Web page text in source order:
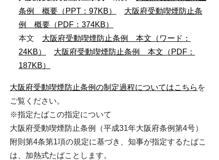
条例 概要（PPT：97KB）
大阪府受動喫煙防止条
例 概要（PDF：374KB）
本文 大阪府受動喫煙防止条例 本文（ワード：
24KB）
大阪府受動喫煙防止条例 本文（PDF：
187KB）
大阪府受動喫煙防止条例の制定過程についてはこちら を
ご覧ください。
※指定たばこの指定について
大阪府受動喫煙防止条例（平成31年大阪府条例第4号）
附則第4条第1項の規定に基づき、知事が指定するたばこ
は、加熱式たばことします。